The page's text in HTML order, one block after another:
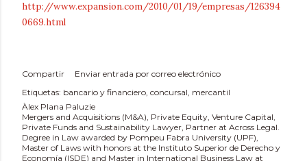
http://www.expansion.com/2010/01/19/empresas/126394
0669.html
Compartir
Enviar entrada por correo electrónico
Etiquetas: bancario y financiero concursal mercantil
Àlex Plana Paluzie
Mergers and Acquisitions (M&A), Private Equity, Venture Capital,
Private Funds and Sustainability Lawyer, Partner at Across Legal.
Degree in Law awarded by Pompeu Fabra University (UPF),
Master of Laws with honors at the Instituto Superior de Derecho y
Economía (ISDE) and Master in International Business Law at